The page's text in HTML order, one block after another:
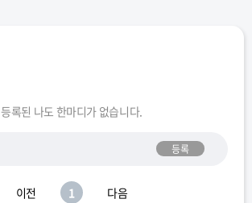
등록된 나도 한마디가 없습니다.
등록
이전 1 다음